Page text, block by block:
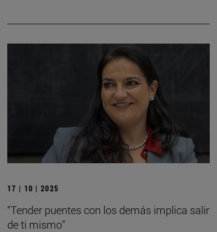
17 | 10 | 2025
“Tender puentes con los demás implica salir
de ti mismo”